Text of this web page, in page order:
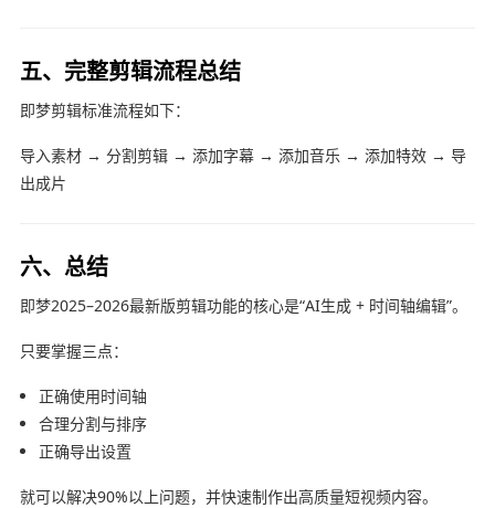
五、完整剪辑流程总结
即梦剪辑标准流程如下：
导入素材 → 分割剪辑 → 添加字幕 → 添加音乐 → 添加特效 → 导
出成片
六、总结
即梦2025–2026最新版剪辑功能的核心是“AI生成 + 时间轴编辑”。
只要掌握三点：
正确使用时间轴
合理分割与排序
正确导出设置
就可以解决90%以上问题，并快速制作出高质量短视频内容。